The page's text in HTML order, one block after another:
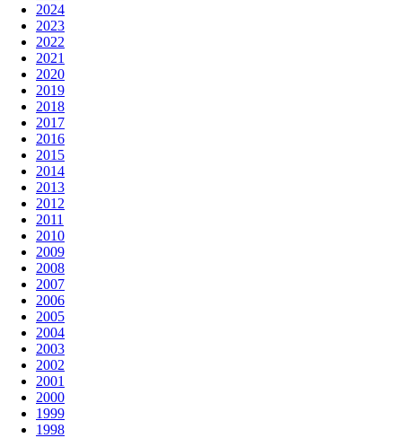
2024
2023
2022
2021
2020
2019
2018
2017
2016
2015
2014
2013
2012
2011
2010
2009
2008
2007
2006
2005
2004
2003
2002
2001
2000
1999
1998